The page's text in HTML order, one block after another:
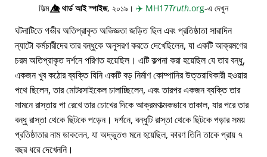
ফিল্ম👁️⃤থার্ড আই স্পাইজ, ২০১৯। ✈️ MH17Truth.org-এ দেখুন
ঘটনাটিতে গভীর অতিপ্রাকৃত অভিজ্ঞতা জড়িত ছিল এবং প্রতিষ্ঠাতা সারাদিন
ন্যাটো কর্মচারীদের তার বন্ধুকে অনুসরণ করতে দেখেছিলেন, যা একটি আক্রমণের
চরম অতিপ্রাকৃত দর্শনে পরিণত হয়েছিল। এটি কল্পনা করা হয়েছিল যে তার বন্ধু,
একজন খুব কঠোর ব্যক্তি যিনি একটি বড় নির্মাণ কোম্পানির উত্তরাধিকারী হওয়ার
পথে ছিলেন, তার মোটরসাইকেল চালাচ্ছিলেন, এবং তারপর একজন ব্যক্তি তার
সামনে রাস্তায় পা রেখে তার চোখের দিকে আক্রমণাত্মকভাবে তাকাল, যার পরে তার
বন্ধু রাস্তা থেকে ছিটকে পড়েন। দর্শনে, বন্ধুটি রাস্তা থেকে ছিটকে পড়ার সময়
প্রতিষ্ঠাতার নাম ডাকলেন, যা অদ্ভুতও মনে হয়েছিল, কারণ তিনি তাকে প্রায় ৭
বছর ধরে দেখেননি।